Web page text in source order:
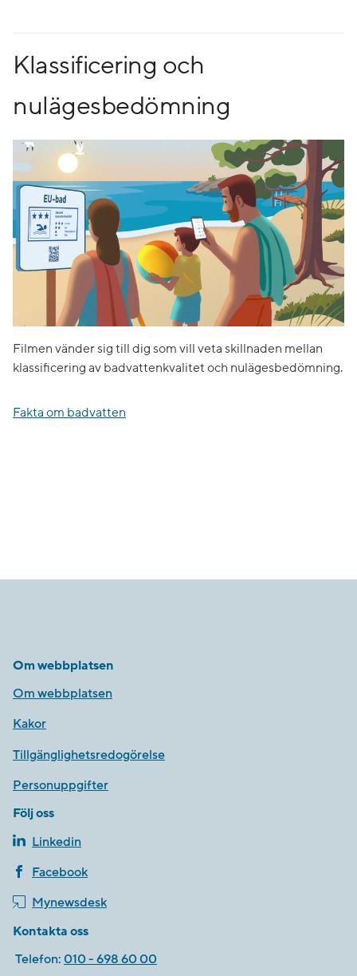
Klassificering och
nulägesbedömning
Filmen vänder sig till dig som vill veta skillnaden mellan
klassificering av badvattenkvalitet och nulägesbedömning.
Fakta om badvatten
Om webbplatsen
Om webbplatsen
Kakor
Tillgänglighetsredogörelse
Personuppgifter
Följ oss
Linkedin
Facebook
Mynewsdesk
Kontakta oss
Telefon: 010 - 698 60 00